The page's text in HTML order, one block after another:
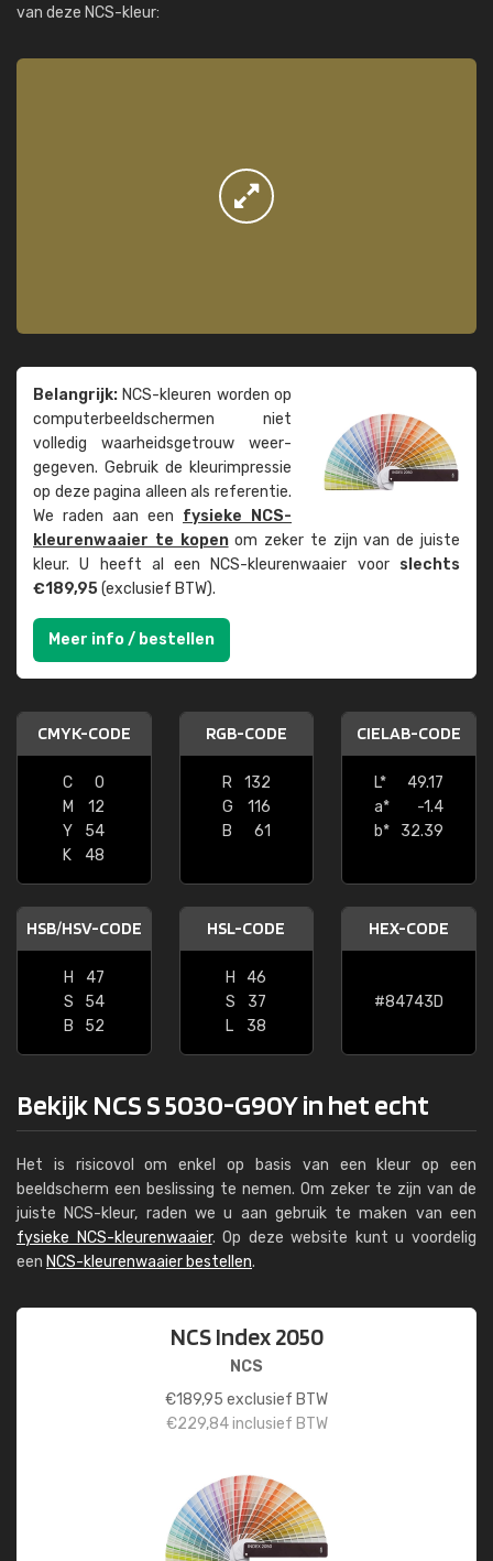
van deze NCS-kleur:
Belangrijk: NCS-kleuren worden op
computer­beeld­schermen niet
volledig waarheids­­getrouw weer­
gegeven. Gebruik de kleur­impressie
op deze pagina alleen als referentie.
We raden aan een fysieke NCS-
kleuren­waaier te kopenom zeker te zijn van de juiste
kleur. U heeft al een NCS-kleuren­waaier voor slechts
€189,95(exclusief BTW).
Meer info / bestellen
CMYK-CODE
C
0
M
12
Y
54
K
48
RGB-CODE
R
132
G
116
B
61
CIELAB-CODE
L*
49.17
a*
-1.4
b*
32.39
HSB/HSV-CODE
H
47
S
54
B
52
HSL-CODE
H
46
S
37
L
38
HEX-CODE
#84743D
Bekijk NCS S 5030-G90Y in het echt
Het is risicovol om enkel op basis van een kleur op een
beeldscherm een beslissing te nemen. Om zeker te zijn van de
juiste NCS-kleur, raden we u aan gebruik te maken van een
fysieke NCS-kleurenwaaier. Op deze website kunt u voordelig
een NCS-kleurenwaaier bestellen.
NCS Index 2050
NCS
€189,95 exclusief BTW
€229,84inclusief BTW